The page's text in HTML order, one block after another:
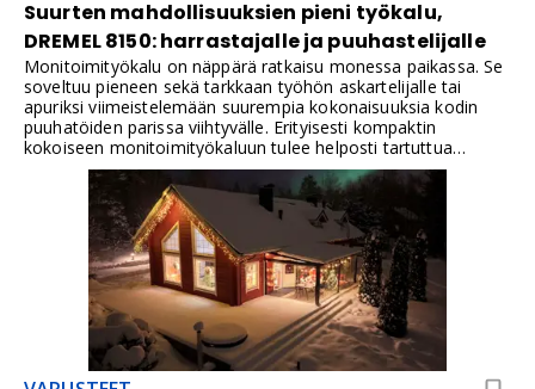
Suurten mahdollisuuksien pieni työkalu,
DREMEL 8150: harrastajalle ja puuhastelijalle
Monitoimityökalu on näppärä ratkaisu monessa paikassa. Se
soveltuu pieneen sekä tarkkaan työhön askartelijalle tai
apuriksi viimeistelemään suurempia kokonaisuuksia kodin
puuhatöiden parissa viihtyvälle. Erityisesti kompaktin
kokoiseen monitoimityökaluun tulee helposti tartuttua
päivittäin.DREMEL 8150 monitoimityökalulla kaiverrat,
leikkaat, hiot ja teroitat sekä viimeistelet pienet askareet
helposti. Olisiko tässä sinulle työväline kesäharrastuksien